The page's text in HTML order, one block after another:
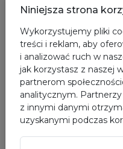
Oskar Kopera
Niniejsza strona
Wykorzystujemy pliki
treści i reklam, aby
i analizować ruch w
jak korzystasz z naszej
partnerom
analitycznym.
z innymi danymi
uzyskanymi podczas